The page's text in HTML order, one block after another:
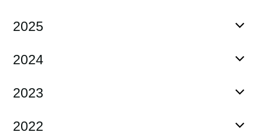
2025
2024
2023
2022